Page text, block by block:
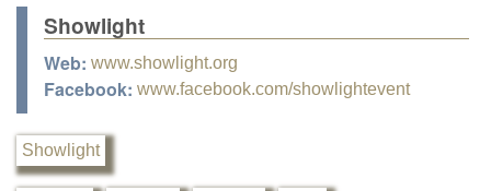
Showlight
Web: www.showlight.org
Facebook: www.facebook.com/showlightevent
Showlight